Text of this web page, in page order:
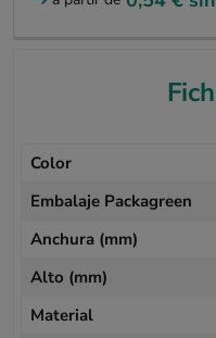
Color
Embalaje Packagreen
Anchura (mm)
Alto (mm)
Material